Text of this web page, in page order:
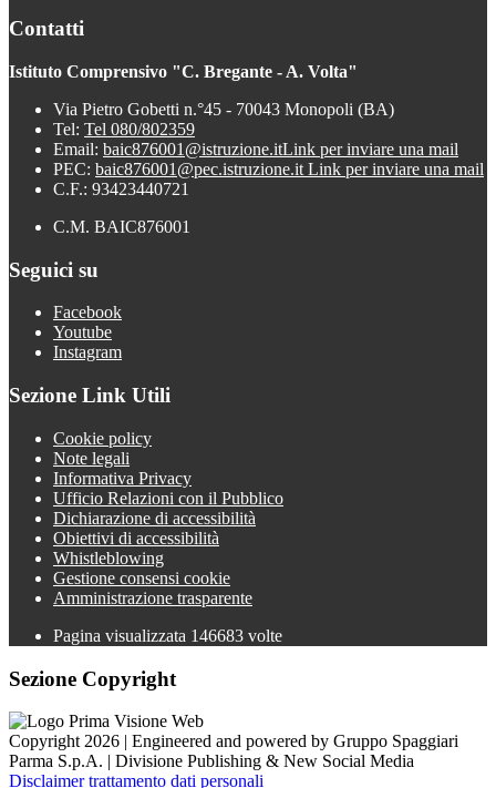
Contatti
Istituto Comprensivo "C. Bregante - A. Volta"
Via Pietro Gobetti n.°45 - 70043 Monopoli (BA)
Tel: Tel 080/802359
Email: baic876001@istruzione.itLink per inviare una mail
PEC: baic876001@pec.istruzione.it Link per inviare una mail
C.F.: 93423440721
C.M. BAIC876001
Seguici su
Facebook
Youtube
Instagram
Sezione Link Utili
Cookie policy
Note legali
Informativa Privacy
Ufficio Relazioni con il Pubblico
Dichiarazione di accessibilità
Obiettivi di accessibilità
Whistleblowing
Gestione consensi cookie
Amministrazione trasparente
Pagina visualizzata 146683 volte
Sezione Copyright
Copyright 2026 | Engineered and powered by Gruppo Spaggiari
Parma S.p.A. | Divisione Publishing & New Social Media
Disclaimer trattamento dati personali